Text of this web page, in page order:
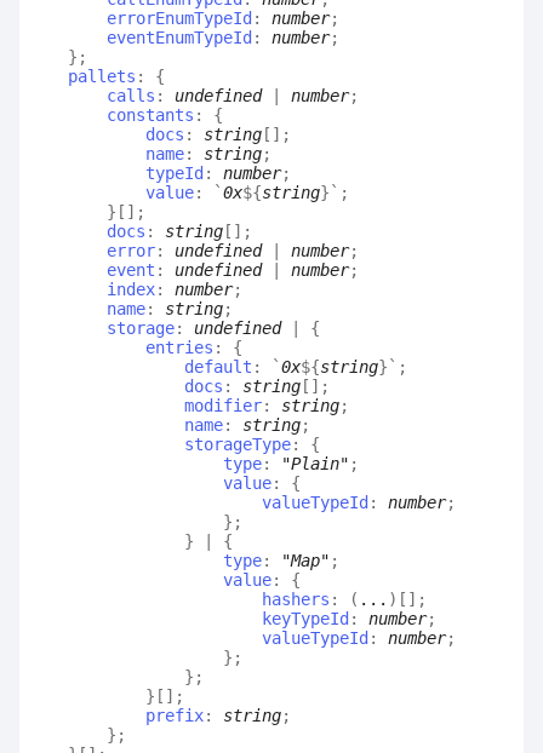
errorEnumTypeId : number;
eventEnumTypeId : number;
} ;
pallets : {
calls : undefined| number;
constants : {
docs : string [] ;
name: string;
typeId : number;
value: `0x${string} ` ;
} [] ;
docs : string [] ;
error: undefined| number;
event : undefined| number;
index: number;
name: string;
storage: undefined| {
entries : {
default : `0x${string} ` ;
docs : string [] ;
modifier: string;
name: string;
storageType: {
type: "Plain" ;
value: {
valueTypeId : number;
} ;
}
{
type: "Map" ;
value: {
hashers : ( ... ) [] ;
keyTypeId : number;
valueTypeId : number;
} ;
} ;
} [] ;
prefix: string;
} ;